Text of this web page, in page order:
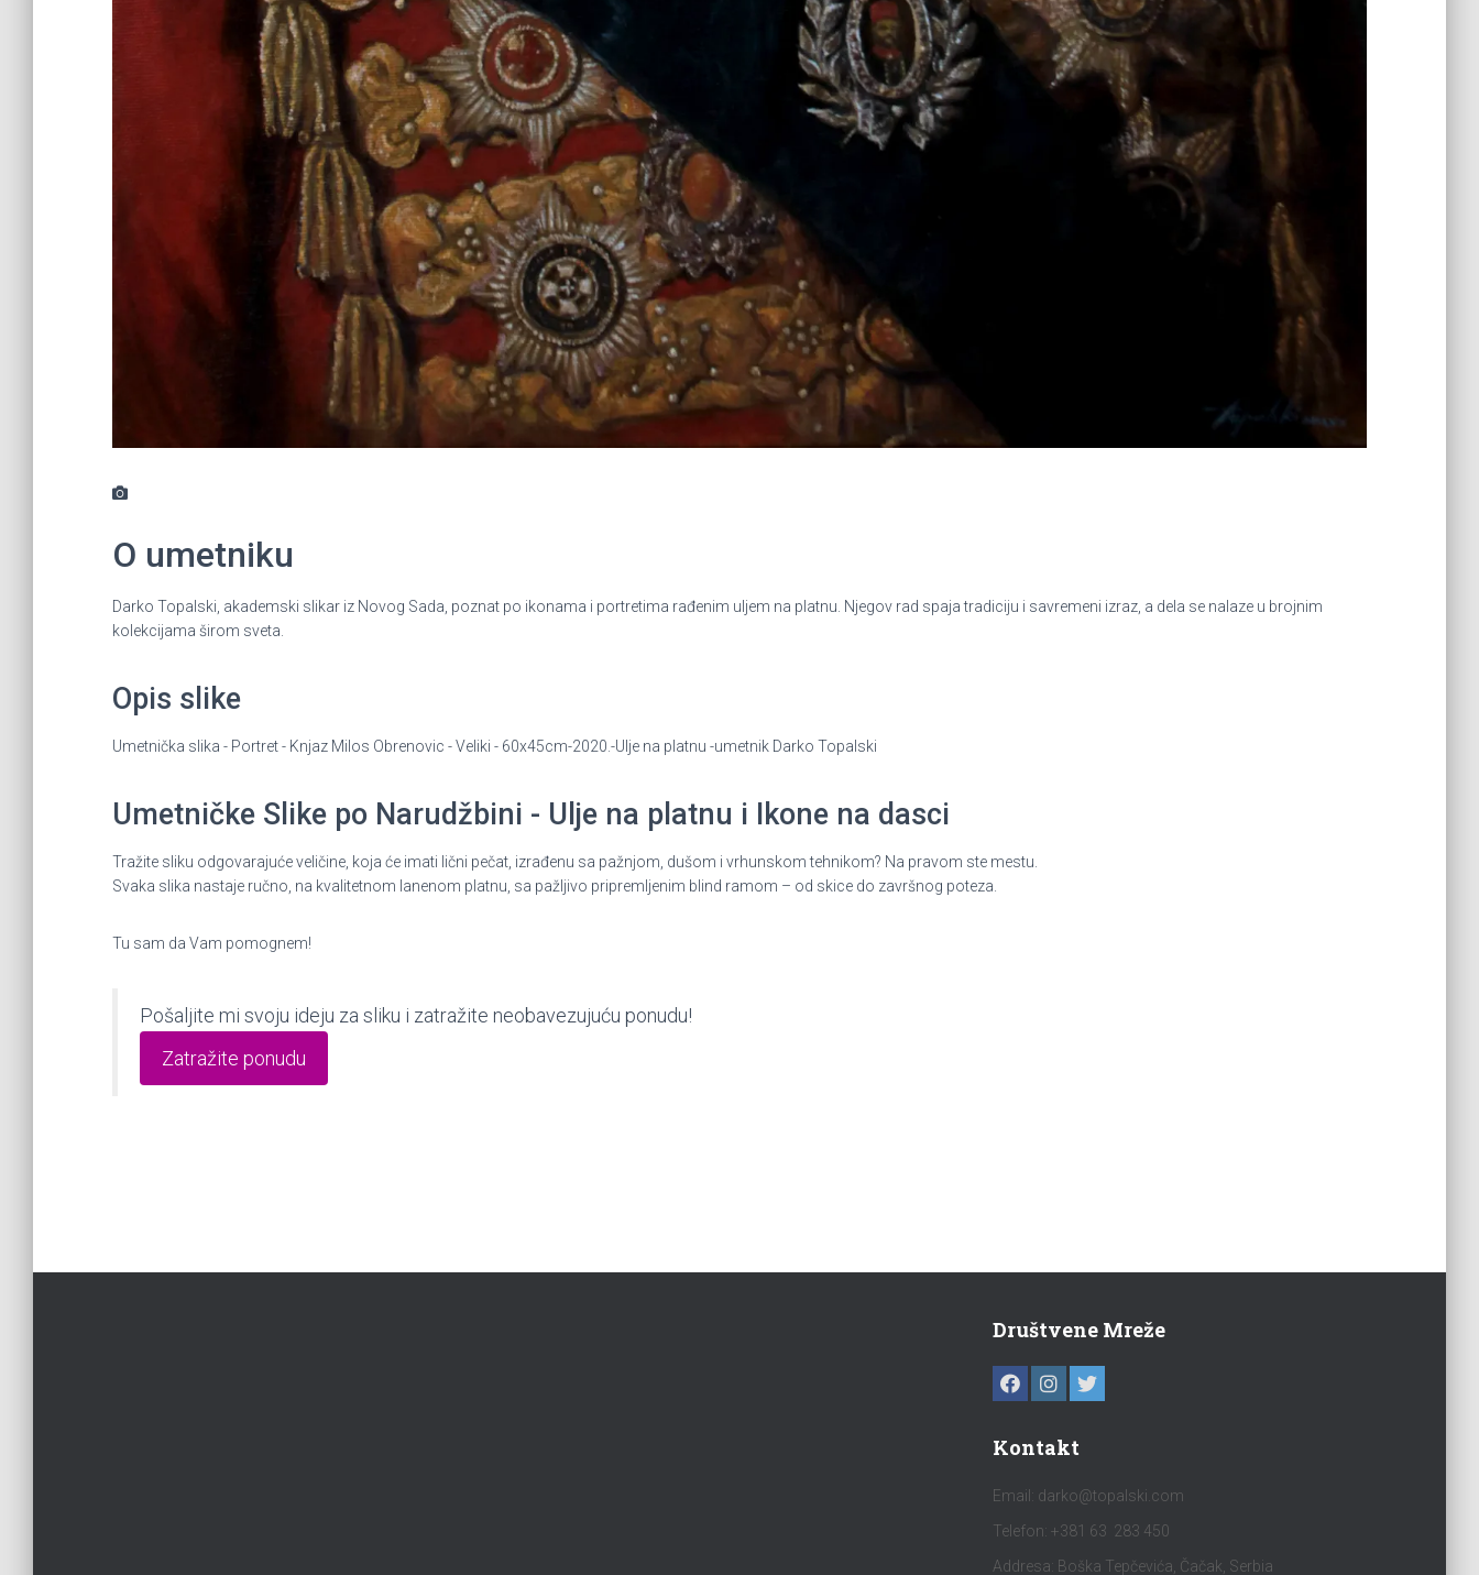
O umetniku
Darko Topalski, akademski slikar iz Novog Sada, poznat po ikonama i portretima rađenim uljem na platnu. Njegov rad spaja tradiciju i savremeni izraz, a dela se nalaze u brojnim
kolekcijama širom sveta.
Opis slike
Umetnička slika - Portret - Knjaz Milos Obrenovic - Veliki - 60x45cm-2020.-Ulje na platnu -umetnik Darko Topalski
Umetničke Slike po Narudžbini - Ulje na platnu i Ikone na dasci
Tražite sliku odgovarajuće veličine, koja će imati lični pečat, izrađenu sa pažnjom, dušom i vrhunskom tehnikom? Na pravom ste mestu.
Svaka slika nastaje ručno, na kvalitetnom lanenom platnu, sa pažljivo pripremljenim blind ramom – od skice do završnog poteza.
Tu sam da Vam pomognem!
Pošaljite mi svoju ideju za sliku i zatražite neobavezujuću ponudu!
Zatražite ponudu
Društvene Mreže
Kontakt
Email: darko@topalski.com
Telefon: +381 63 283 450
Addresa: Boška Tepčevića, Čačak, Serbia